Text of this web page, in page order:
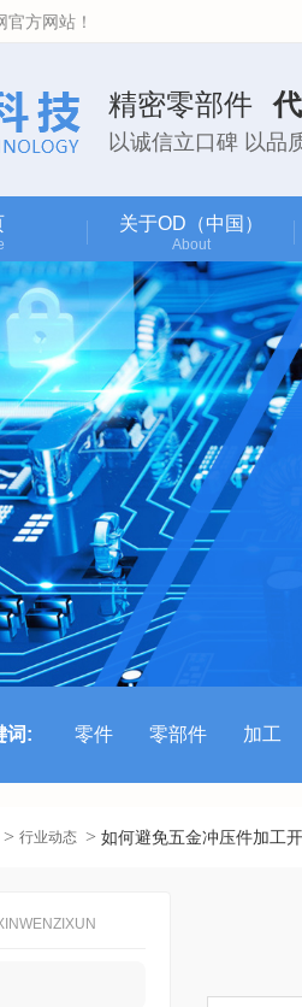
方网站！
精密零部件
以诚信立口碑 以品
关于OD（中国）
About
词: 零件 零部件 加工
行业动态 如何避免五金冲压件加工